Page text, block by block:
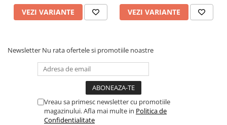
VEZI VARIANTE VEZI VARIANTE
Newsletter Nu rata ofertele si promotiile noastre
Vreau sa primesc newsletter cu promotiile
magazinului. Afla mai multe in Politica de
Confidentialitate